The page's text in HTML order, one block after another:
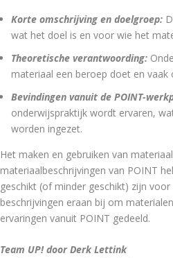
Korte omschrijving en doelgroep:
wat het doel is en voor wie het
Theoretische verantwoording:
materiaal een beroep doet en
Bevindingen vanuit de POINT-
onderwijspraktijk wordt ervaren,
worden ingezet.
Het maken en gebruiken van
materiaalbeschrijvingen van POINT
geschikt (of minder geschikt) zijn
beschrijvingen eraan bij om
ervaringen vanuit POINT gedeeld.
Team UP! door Derk Lettink